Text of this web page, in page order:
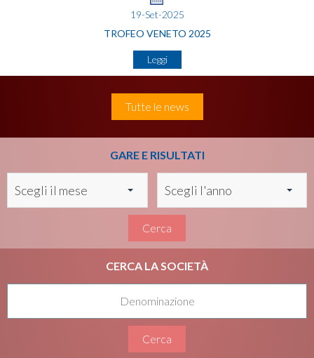
19-Set-2025
TROFEO VENETO 2025
Leggi
Tutte le news
GARE E RISULTATI
Scegli il mese Scegli l'anno
Cerca
CERCA LA SOCIETÀ
Cerca